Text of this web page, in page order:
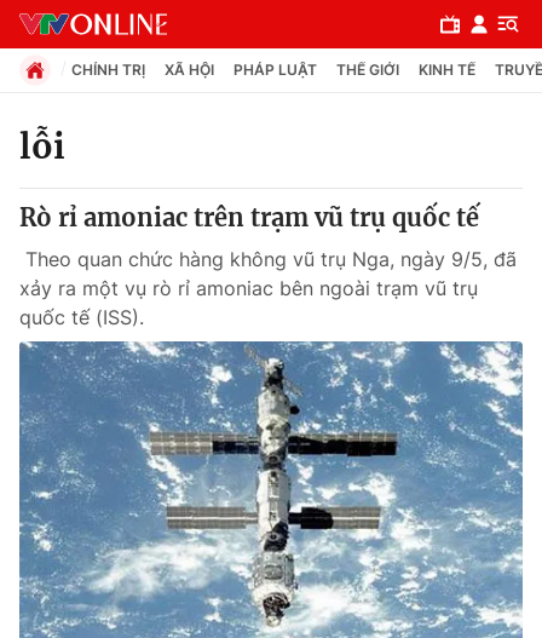
Chuyên mục
Xã hội
Pháp luật
Y tế
Thế giới
Tin tức
Thế giới đó đây
Kinh tế
CHÍNH TRỊ XÃ HỘI PHÁP LUẬT THẾ GIỚI KINH TẾ
lỗi
Rò rỉ amoniac trên trạm vũ trụ quốc tế
Theo quan chức hàng không vũ trụ Nga, ngày 9/5, đã
xảy ra một vụ rò rỉ amoniac bên ngoài trạm vũ trụ
quốc tế (ISS).